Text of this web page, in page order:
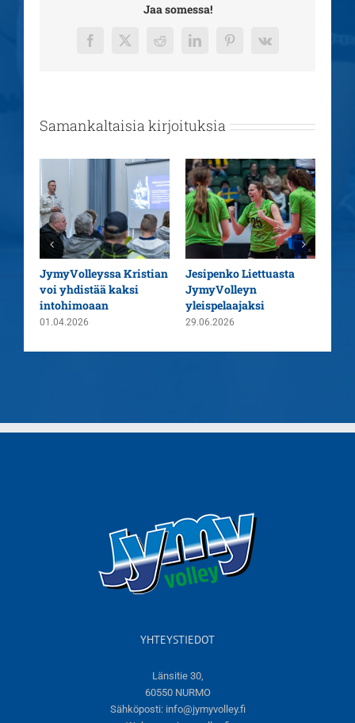
Jaa somessa!
Facebook
X RedditLinkedInPinterest
Vk
Samankaltaisia kirjoituksia
JymyVolleyssa Kristian
voi yhdistää kaksi
intohimoaan
01.04.2026
Jesipenko Liettuasta
JymyVolleyn
yleispelaajaksi
29.06.2026
YHTEYSTIEDOT
Länsitie 30,
60550 NURMO
Sähköposti: info@jymyvolley.fi